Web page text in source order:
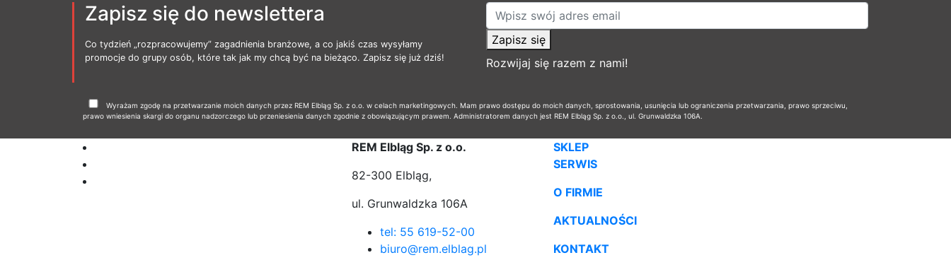
Zapisz się do newslettera
Co tydzień „rozpracowujemy” zagadnienia branżowe, a co jakiś czas wysyłamy
promocje do grupy osób, które tak jak my chcą być na bieżąco. Zapisz się już dziś!
Zapisz się
Rozwijaj się razem z nami!
Wyrażam zgodę na przetwarzanie moich danych przez REM Elbląg Sp. z o.o. w celach marketingowych. Mam prawo dostępu do moich danych, sprostowania, usunięcia lub ograniczenia przetwarzania, prawo sprzeciwu,
prawo wniesienia skargi do organu nadzorczego lub przeniesienia danych zgodnie z obowiązującym prawem. Administratorem danych jest REM Elbląg Sp. z o.o., ul. Grunwaldzka 106A.
REM Elbląg Sp. z o.o.
82-300 Elbląg,
ul. Grunwaldzka 106A
tel: 55 619-52-00
biuro@rem.elblag.pl
SKLEP
SERWIS
O FIRMIE
AKTUALNOŚCI
KONTAKT